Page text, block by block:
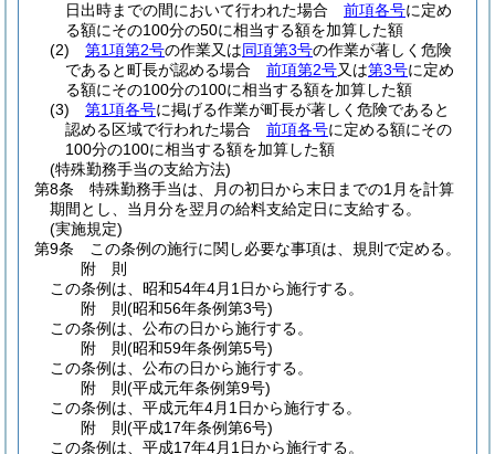
日出時までの間において行われた場合 前項各号に定め
る額にその100分の50に相当する額を加算した額
(2)
第1項第2号の作業又は同項第3号の作業が著しく危険
であると町長が認める場合 前項第2号又は第3号に定め
る額にその100分の100に相当する額を加算した額
(3)
第1項各号に掲げる作業が町長が著しく危険であると
認める区域で行われた場合 前項各号に定める額にその
100分の100に相当する額を加算した額
(特殊勤務手当の支給方法)
第8条
特殊勤務手当は、月の初日から末日までの1月を計算
期間とし、当月分を翌月の給料支給定日に支給する。
(実施規定)
第9条
この条例の施行に関し必要な事項は、規則で定める。
附 則
この条例は、昭和54年4月1日から施行する。
附 則(昭和56年条例第3号)
この条例は、公布の日から施行する。
附 則(昭和59年条例第5号)
この条例は、公布の日から施行する。
附 則(平成元年条例第9号)
この条例は、平成元年4月1日から施行する。
附 則(平成17年条例第6号)
この条例は、平成17年4月1日から施行する。